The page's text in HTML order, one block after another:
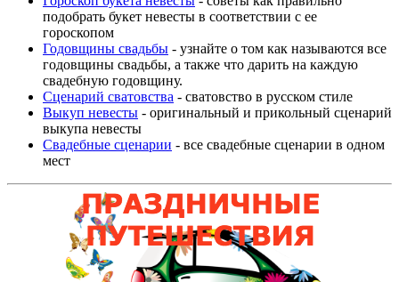
подобрать букет невесты в соответствии с ее
гороскопом
Годовщины свадьбы - узнайте о том как называются все
годовщины свадьбы, а также что дарить на каждую
свадебную годовщину.
Сценарий сватовства - сватовство в русском стиле
Выкуп невесты - оригинальный и прикольный сценарий
выкупа невесты
Свадебные сценарии - все свадебные сценарии в одном
мест